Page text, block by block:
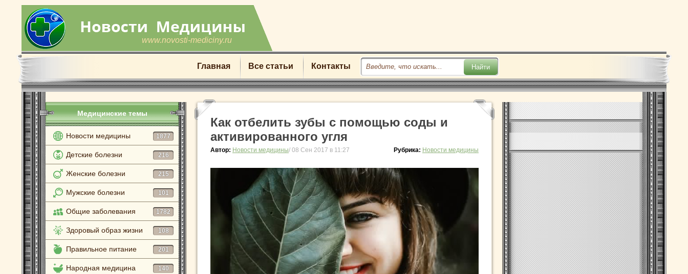
www.novosti-mediciny.ru
Главная Все статьи Контакты
Медицинские темы
Новости медицины 1877
Детские болезни 216
Женские болезни 215
Мужские болезни 101
Общие заболевания 1782
Здоровый образ жизни 108
Правильное питание 201
Народная медицина 140
Как отбелить зубы с помощью соды и
активированного угля
Автор: Новости медицины/ 08 Сен 2017 в 11:27 Рубрика: Новости медицины